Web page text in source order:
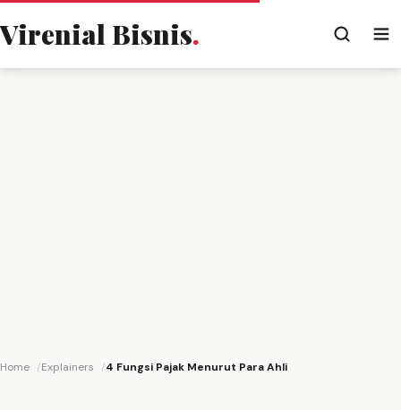
Virenial Bisnis.
Home Explainers 4 Fungsi Pajak Menurut Para Ahli